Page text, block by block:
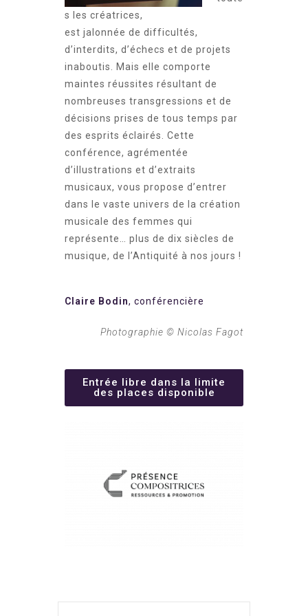
s les créatrices,
est jalonnée de difficultés,
d’interdits, d’échecs et de projets
inaboutis. Mais elle comporte
maintes réussites résultant de
nombreuses transgressions et de
décisions prises de tous temps par
des esprits éclairés. Cette
conférence, agrémentée
d’illustrations et d’extraits
musicaux, vous propose d’entrer
dans le vaste univers de la création
musicale des femmes qui
représente… plus de dix siècles de
musique, de l’Antiquité à nos jours !
Claire Bodin, conférencière
Photographie © Nicolas Fagot
Entrée libre dans la limite
des places disponible